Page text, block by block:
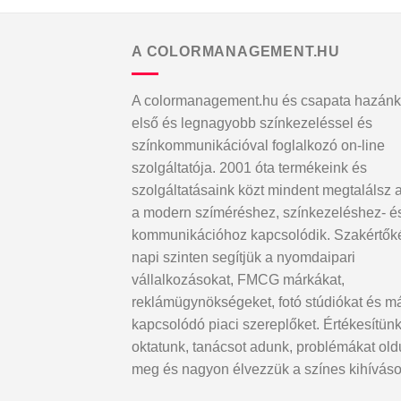
A COLORMANAGEMENT.HU
A colormanagement.hu és csapata hazánk
első és legnagyobb színkezeléssel és
színkommunikációval foglalkozó on-line
szolgáltatója. 2001 óta termékeink és
szolgáltatásaink közt mindent megtalálsz
a modern szíméréshez, színkezeléshez-
kommunikációhoz kapcsolódik.
napi szinten segítjük a nyomdaipari
vállalkozásokat, FMCG márkákat,
reklámügynökségeket, fotó stúdiókat és
kapcsolódó piaci szereplőket.
oktatunk, tanácsot adunk, problémákat
meg és nagyon élvezzük a színes